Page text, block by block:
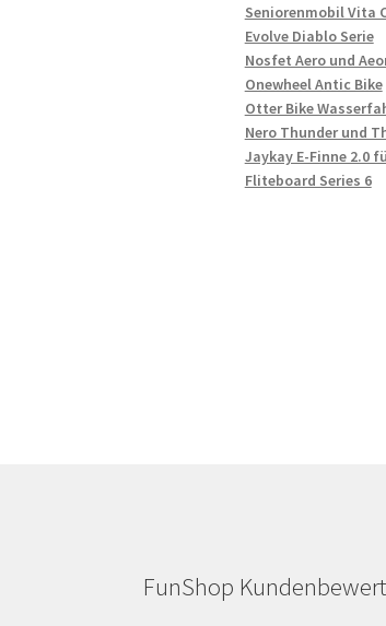
Seniorenmobil Vita
Evolve Diablo Serie
Nosfet Aero und
Onewheel Antic Bike
Otter Bike
Nero Thunder und
Jaykay E-Finne 2.0
Fliteboard Series 6
FunShop